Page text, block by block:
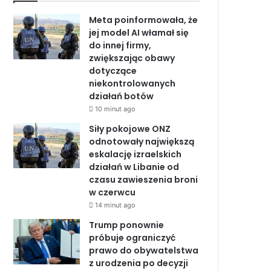
b
o
o
e
d
u
b
e
Meta poinformowała, że
jej model AI włamał się
do innej firmy,
zwiększając obawy
dotyczące
niekontrolowanych
działań botów
10 minut ago
Siły pokojowe ONZ
odnotowały największą
eskalację izraelskich
działań w Libanie od
czasu zawieszenia broni
w czerwcu
14 minut ago
Trump ponownie
próbuje ograniczyć
prawo do obywatelstwa
z urodzenia po decyzji